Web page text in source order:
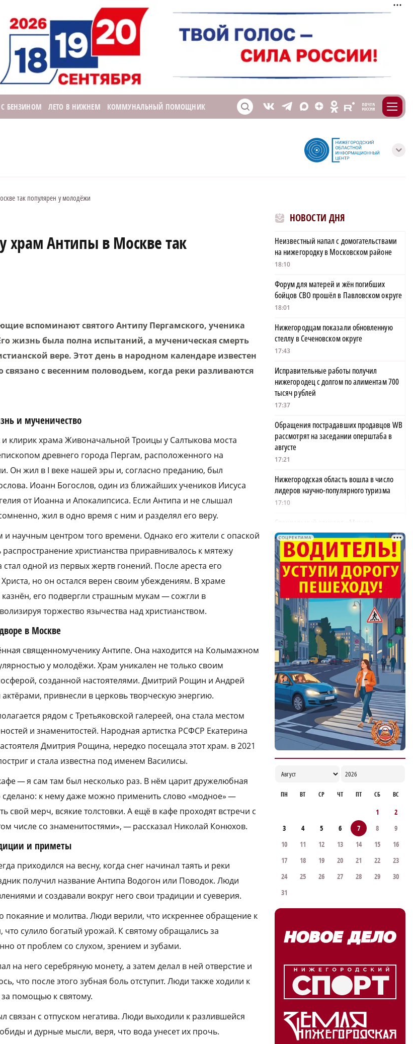
БЕНЗИНОМ ЛЕТО В НИЖНЕМ КОММУНАЛЬНЫЙ ПОМОЩНИК S V T X Z O E m
с
так популярен у молодёжи
Антипы в Москве так
вспоминают святого Антипу Пергамского, ученика
жизнь была полна испытаний, а мученическая смерть
вере. Этот день в народном календаре известен
с весенним половодьем, когда реки разливаются
и мученичество
клирик храма Живоначальной Троицы у Салтыкова моста
древнего города Пергам, расположенного на
Он жил в I веке нашей эры и, согласно преданию, был
Иоанн Богослов, один из ближайших учеников Иисуса
от Иоанна и Апокалипсиса. Если Антипа и не слышал
жил в одно время с ним и разделял его веру.
научным центром того времени. Однако его жители с опаской
христианства приравнивалось к мятежу
одной из первых жертв гонений. После ареста его
Христа, но он остался верен своим убеждениям. В храме
его подвергли страшным мукам — сожгли в
торжество язычества над христианством.
в Москве
священномученику Антипе. Она находится на Колымажном
у молодёжи. Храм уникален не только своим
созданной настоятелями. Дмитрий Рощин и Андрей
привнесли в церковь творческую энергию.
рядом с Третьяковской галереей, она стала местом
и знаменитостей. Народная артистка РСФСР Екатерина
Дмитрия Рощина, нередко посещала этот храм. в 2021
и стала известна под именем Василисы.
— я сам там был несколько раз. В нём царит дружелюбная
сделано: к нему даже можно применить слово «модное» —
свой мерч, всякие толстовки. А ещё в кафе проходят встречи с
числе со знаменитостями», — рассказал Николай Конюхов.
и приметы
приходился на весну, когда снег начинал таять и реки
получил название Антипа Водогон или Поводок. Люди
и создавали вокруг него свои традиции и суеверия.
и молитва. Люди верили, что искреннее обращение к
что сулило богатый урожай. К святому обращались за
от проблем со слухом, зрением и зубами.
на него серебряную монету, а затем делал в ней отверстие и
что после этого зубная боль отступит. Люди также ходили к
помощью к святому.
связан с отпуском негатива. Люди выходили к разлившейся
и дурные мысли, веря, что вода унесет их прочь.
НОВОСТИ ДНЯ
Неизвестный напал с домогательствами
на нижегородку в Московском районе
18:10
Форум для матерей и жён погибших
бойцов СВО прошёл в Павловском округе
18:01
Нижегородцам показали обновленную
стеллу в Сеченовском округе
17:43
Исправительные работы получил
нижегородец с долгом по алиментам 700
тысяч рублей
17:37
Обращения пострадавших продавцов WB
рассмотрят на заседании оперштаба в
августе
17:21
Нижегородская область вошла в число
лидеров научно-популярного туризма
17:10
Специальный концерт «Музыка
балконов» пройдет в Нижнем Новгороде
15 августа
17:06
Опасное сливочное масло обнаружили в
Нижегородской области
17:00
АО «Транснефть – Верхняя Волга»
удостоено Благодарности Президента
России
16:59
Жители Навашина предложили меры по
улучшению демографии в округе
16:56
СОЦРЕКЛАМА
ПН ВТ СР ЧТ ПТ СБ ВС
1
2
3
4 5 6 7 8
9
10
11 12 13 14 15
16
17
18 19 20 21 22
23
24
25 26 27 28 29
30
31